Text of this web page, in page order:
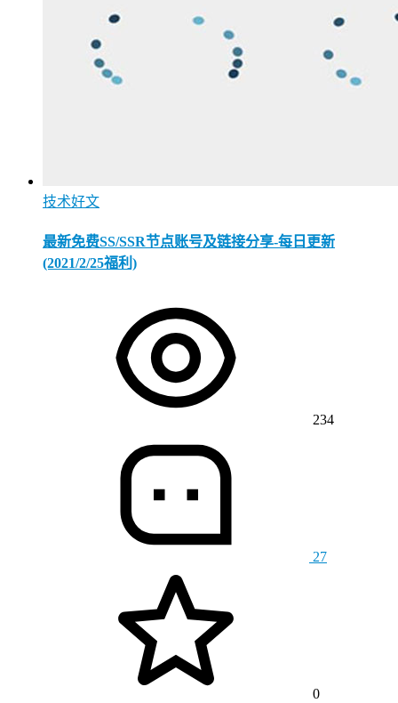
技术好文
最新免费SS/SSR节点账号及链接分享-每日更新
(2021/2/25福利)
234
27
0